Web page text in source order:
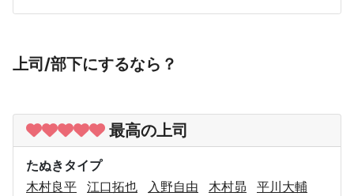
上司/部下にするなら？
最高の上司
たぬきタイプ
木村良平
江口拓也 入野自由 木村昴
平川大輔